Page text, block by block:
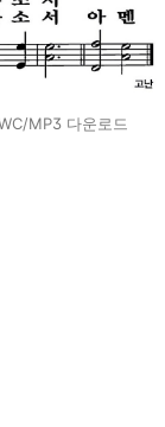
MP3 다운로드